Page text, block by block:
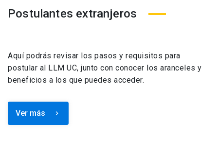
Postulantes extranjeros
Aquí podrás revisar los pasos y requisitos para
postular al LLM UC, junto con conocer los aranceles y
beneficios a los que puedes acceder.
Ver más keyboard_arrow_right